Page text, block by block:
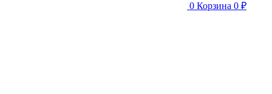
0 Корзина 0 ₽